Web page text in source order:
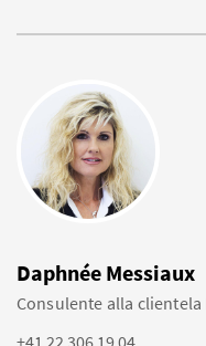
Daphnée Messiaux
Consulente alla clientela
+41 22 306 19 04